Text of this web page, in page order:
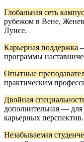
Глобальная сеть
рубежом в Вене,
Луисе.
Карьерная поддержка
программы
Опытные
практическим
Двойная
дополнительная —
карьерных перспектив.
Незабываемая